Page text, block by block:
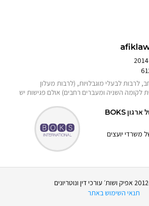
לרבות לבעלי מוגבלויות, (לרבות מעלון
לקומה השניה ומעברים רחבים) אולם פגישות יש
ארגוןBOKS
משרדי יועצים
תנאי השימוש באתר